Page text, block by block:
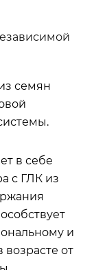
семян
в себе
с ГЛК из
и
от